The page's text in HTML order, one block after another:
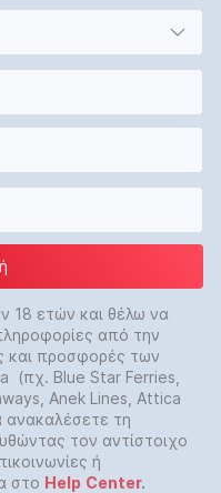
18 ετών και θέλω να
από την
και προσφορές των
(πχ. Blue Star Ferries,
Anek Lines, Attica
τη
τον αντίστοιχο
ή
στο Help Center.